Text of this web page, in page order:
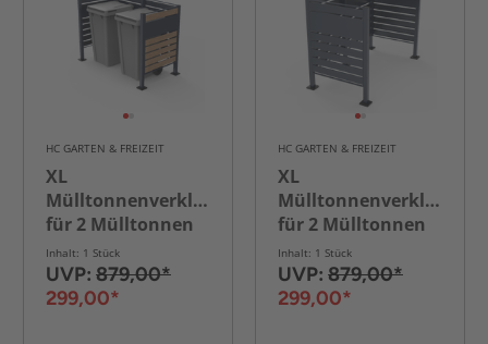
HC GARTEN & FREIZEIT
XL
Mülltonnenverkleidung
für 2 Mülltonnen
in Holzoptik, ca.
325 x 120 x 5 cm -
Inhalt: 1 Stück
UVP: 879,00*
299,00*
HC GARTEN & FREIZEIT
XL
Mülltonnenverkleidung
für 2 Mülltonnen
aus Edelstahl, ca.
325 x 120 x 5 cm -
Anthrazit
Inhalt: 1 Stück
UVP: 879,00*
299,00*